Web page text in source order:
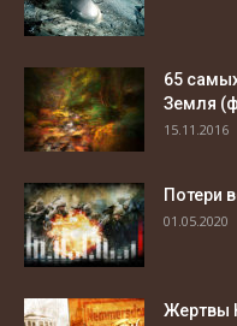
65
Земля
15.11.2016
Потери
01.05.2020
Жертвы